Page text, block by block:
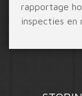
rapportage
inspecties en